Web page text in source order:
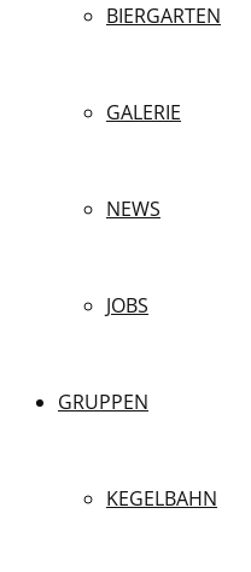
BIERGARTEN
GALERIE
NEWS
JOBS
GRUPPEN
KEGELBAHN